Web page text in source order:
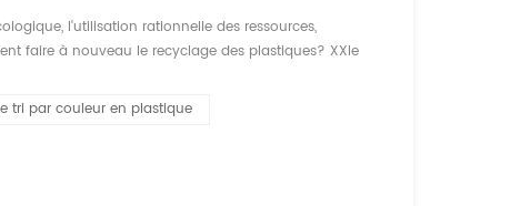
l'utilisation rationnelle des ressources,
faire à nouveau le recyclage des plastiques? XXIe
tri par couleur en plastique